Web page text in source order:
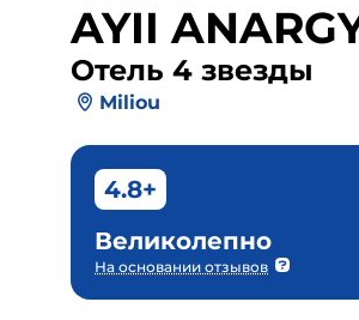
AYII
Отель 4 звезды
Miliou
4.8+
Великолепно
На основании отзывов